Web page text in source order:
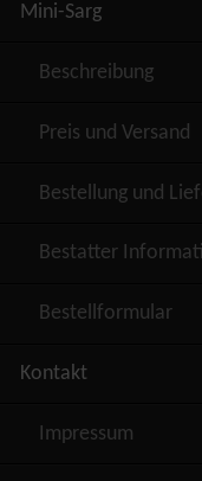
Mini-Sarg
Beschreibung
Preis und Versand
Bestellung und
Bestatter
Bestellformular
Kontakt
Impressum